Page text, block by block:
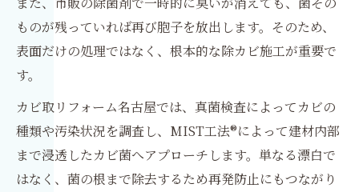
ものが残っていれば再び胞子を放出します。そのため、
表面だけの処理ではなく、根本的な除カビ施工が重要で
す。
カビ取リフォーム名古屋では、真菌検査によってカビの
種類や汚染状況を調査し、MIST工法®によって建材内部
まで浸透したカビ菌へアプローチします。単なる漂白で
はなく、菌の根まで除去するため再発防止にもつながり